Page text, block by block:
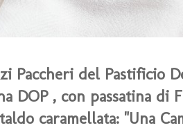
Paccheri del Pastificio
DOP , con passatina
caramellata: "Una